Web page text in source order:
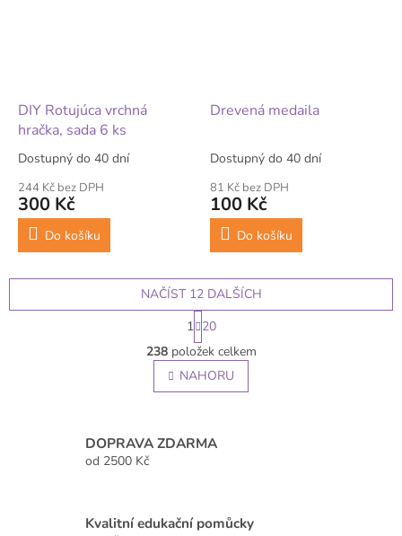
DIY Rotujúca vrchná
hračka, sada 6 ks
Dostupný do 40 dní
244 Kč bez DPH
300 Kč
Do košíku
Drevená medaila
Dostupný do 40 dní
81 Kč bez DPH
100 Kč
Do košíku
O
v
l
á
c
k
NAČÍST 12 DALŠÍCH
S
t
r
á
n
k
á
n
1 20
238položek celkem
NAHORU
DOPRAVA ZDARMA
od 2500 Kč
Kvalitní edukační pomůcky